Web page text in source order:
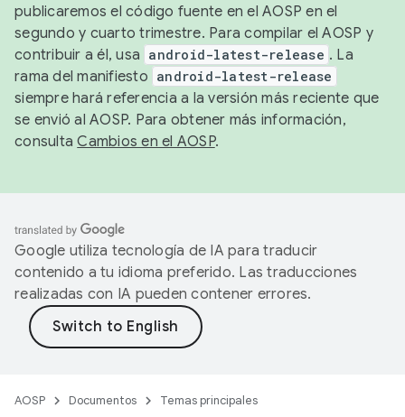
publicaremos el código fuente en el AOSP en el
segundo y cuarto trimestre. Para compilar el AOSP y
contribuir a él, usa android-latest-release . La
rama del manifiesto android-latest-release
siempre hará referencia a la versión más reciente que
se envió al AOSP. Para obtener más información,
consultaCambios en el AOSP.
Google utiliza tecnología de IA para traducir
contenido a tu idioma preferido. Las traducciones
realizadas con IA pueden contener errores.
AOSP Documentos Temas principales